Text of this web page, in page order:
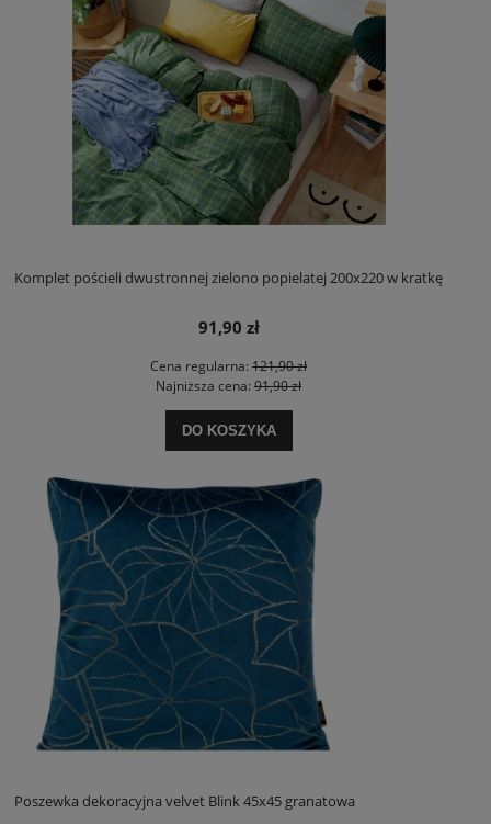
Komplet pościeli dwustronnej zielono popielatej 200x220 w kratkę
91,90 zł
Cena regularna: 121,90 zł
Najniższa cena: 91,90 zł
DO KOSZYKA
Poszewka dekoracyjna velvet Blink 45x45 granatowa